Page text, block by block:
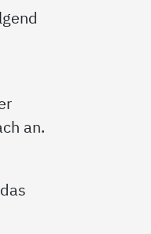
an.